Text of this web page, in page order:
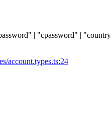
| "cpassword" |
account.types.ts:24